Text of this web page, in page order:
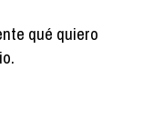
qué quiero